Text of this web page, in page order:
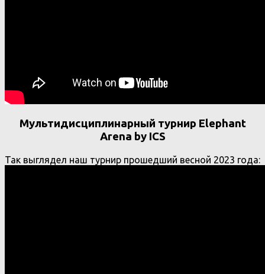
Мультидисциплинарный турнир Elephant
Arena by ICS
Так выглядел наш турнир прошедший весной 2023 года: